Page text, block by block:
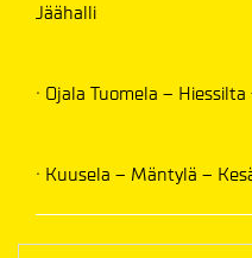
Jäähalli
· Ojala Tuomela –
· Kuusela – Mäntylä –